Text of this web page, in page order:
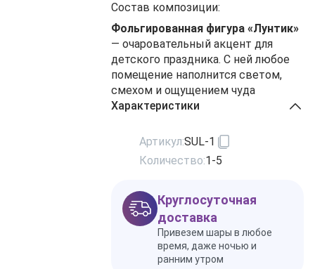
Состав композиции:
Фольгированная фигура «Лунтик»
— очаровательный акцент для
детского праздника. С ней любое
помещение наполнится светом,
смехом и ощущением чуда
Характеристики
Артикул:SUL-1
Количество:1-5
Круглосуточная
доставка
Привезем шары в любое
время, даже ночью и
ранним утром